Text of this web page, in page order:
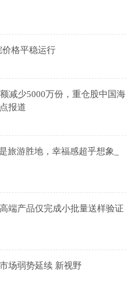
格平稳运行
减少5000万份，重仓股中国海
报道
旅游胜地，幸福感超乎想象_
端产品仅完成小批量送样验证
场弱势延续 新视野